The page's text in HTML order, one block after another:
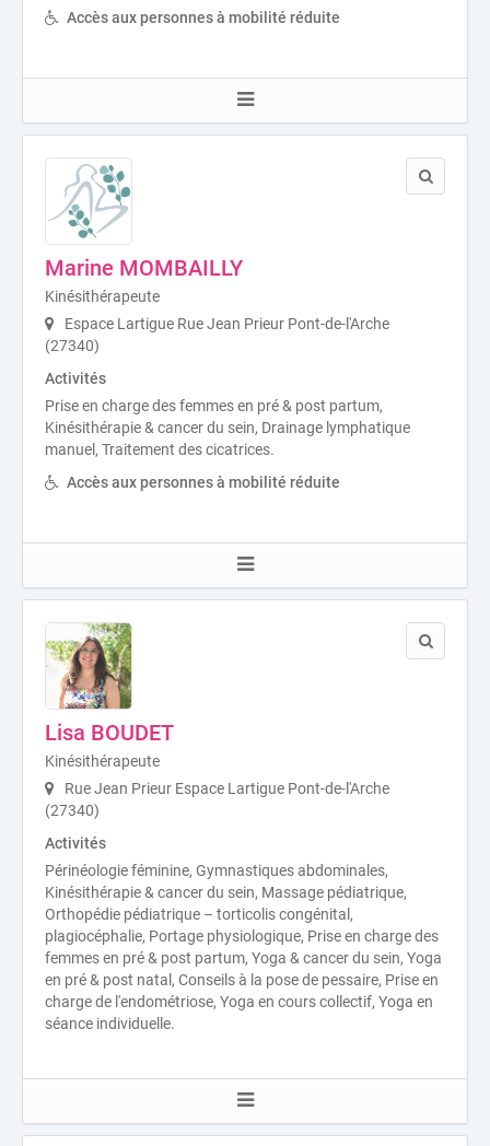
Accès aux personnes à mobilité réduite
Marine MOMBAILLY
Kinésithérapeute
Espace Lartigue Rue Jean Prieur Pont-de-l'Arche
(27340)
Activités
Prise en charge des femmes en pré & post partum,
Kinésithérapie & cancer du sein, Drainage lymphatique
manuel, Traitement des cicatrices.
Accès aux personnes à mobilité réduite
Lisa BOUDET
Kinésithérapeute
Rue Jean Prieur Espace Lartigue Pont-de-l'Arche
(27340)
Activités
Périnéologie féminine, Gymnastiques abdominales,
Kinésithérapie & cancer du sein, Massage pédiatrique,
Orthopédie pédiatrique – torticolis congénital,
plagiocéphalie, Portage physiologique, Prise en charge des
femmes en pré & post partum, Yoga & cancer du sein, Yoga
en pré & post natal, Conseils à la pose de pessaire, Prise en
charge de l'endométriose, Yoga en cours collectif, Yoga en
séance individuelle.